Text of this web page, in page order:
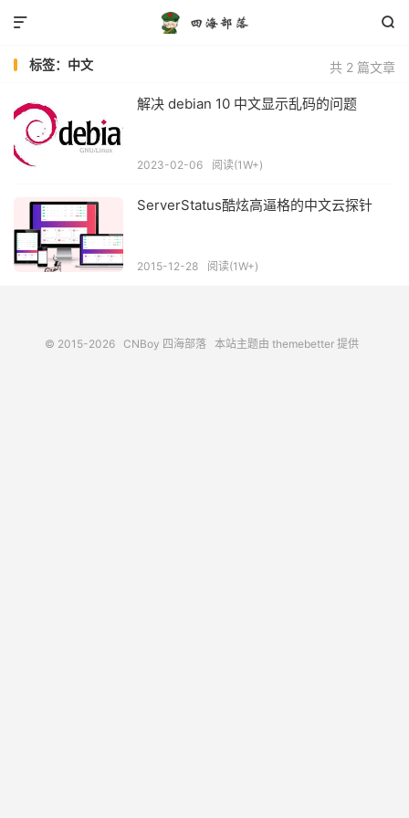


共 2 篇文章
标签：中文
解决 debian 10 中文显示乱码的问题
2023-02-06 阅读(1W+)
ServerStatus酷炫高逼格的中文云探针
2015-12-28 阅读(1W+)
© 2015-2026 CNBoy 四海部落 本站主题由 themebetter 提供